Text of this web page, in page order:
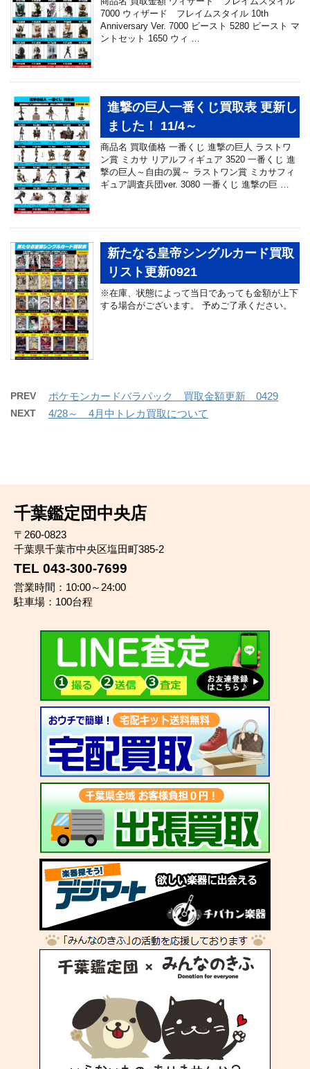
7000 ウィザード フレイムスタイル 10th
Anniversary Ver. 7000 ビースト 5280 ビースト マ
ントセット 1650 ウィ …
進撃の巨人一番くじ買取表 更新し
ました！ 11/4～
商品名 買取価格 一番くじ 進撃の巨人 ラストワ
ン賞 ミカサ リアルフィギュア 3520 一番くじ 進
撃の巨人～自由の翼～ ラストワン賞 ミカサフィ
ギュア調査兵団ver. 3080 一番くじ 進撃の巨 …
新たなる皇帝シングルカード買取
リスト更新0921
※在庫、状態によって当日であっても金額が上下
する場合がございます。 予めご了承ください。
PREV ポケモンカードバラパック 買取金額更新 0429
NEXT 4/28～ 4月中トレカ買取について
千葉鑑定団中央店
〒260-0823
千葉県千葉市中央区塩田町385-2
TEL 043-300-7699
営業時間：10:00～24:00
駐車場：100台程